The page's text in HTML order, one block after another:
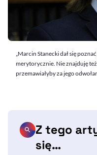
„Marcin Stanecki dał się
merytorycznie. Nie znajduję
przemawiałyby za jego
Z tego
się…